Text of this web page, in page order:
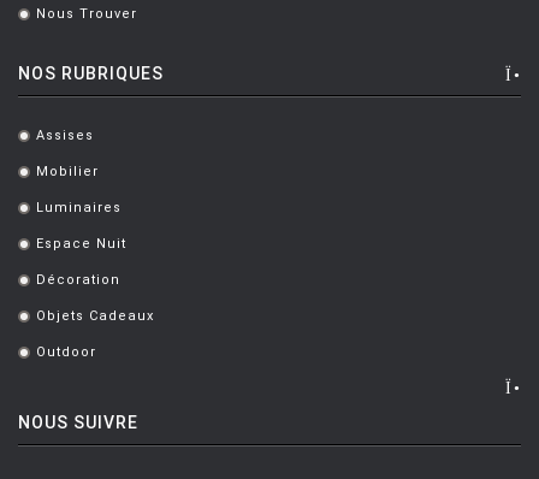
MANUTTI
MARIOLUCA GIUSTI
MARTINELLI LUCE
MAXALTO
MENU
MOLTENI
. Nous Trouver
NOS RUBRIQUES
. Assises
. Mobilier
. Luminaires
. Espace Nuit
. Décoration
. Objets Cadeaux
. Outdoor
NOUS SUIVRE